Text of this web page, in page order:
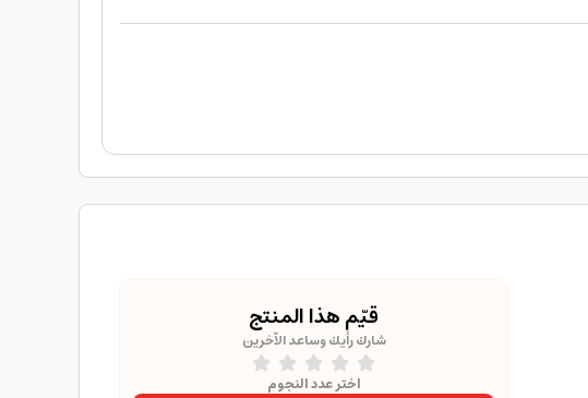
قيّم هذا المنتج
شارك رأيك وساعد الآخرين
اختر عدد النجوم